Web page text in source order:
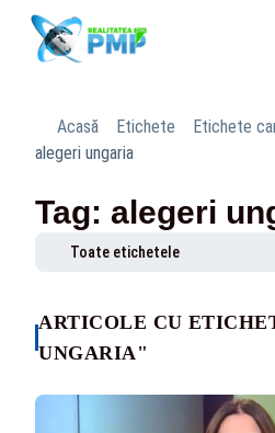
Acasă Etichete
Etichete
alegeri ungaria
Tag: alegeri
Toate etichetele
ARTICOLE CU
UNGARIA"